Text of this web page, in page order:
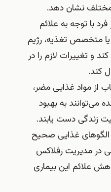
مختلف نشان دهد.
با توجه به علائم
متخصص تغذیه، رژیم
و تغییرات لازم را در
کند.
از مواد غذایی مضر،
می‌توانند به بهبود
زندگی دست یابند.
غذایی صحیح
در مدیریت رفلاکس
علائم این بیماری